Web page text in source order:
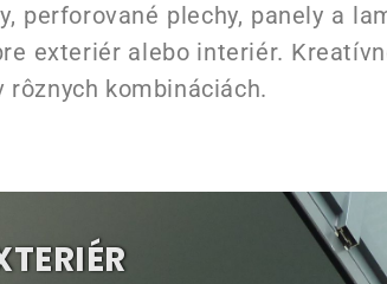
perforované plechy, panely a
exteriér alebo interiér.
rôznych kombináciách.